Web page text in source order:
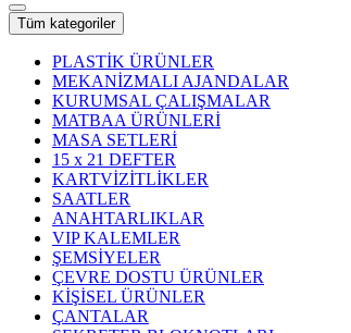
Tüm kategoriler
PLASTİK ÜRÜNLER
MEKANİZMALI AJANDALAR
KURUMSAL ÇALIŞMALAR
MATBAA ÜRÜNLERİ
MASA SETLERİ
15 x 21 DEFTER
KARTVİZİTLİKLER
SAATLER
ANAHTARLIKLAR
VIP KALEMLER
ŞEMSİYELER
ÇEVRE DOSTU ÜRÜNLER
KİŞİSEL ÜRÜNLER
ÇANTALAR